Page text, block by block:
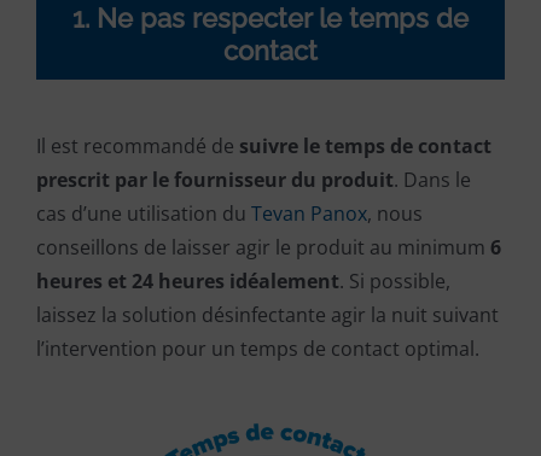
1. Ne pas respecter le temps de
contact
Il est recommandé de suivre le temps de contact
prescrit par le fournisseur du produit. Dans le
cas d’une utilisation du Tevan Panox, nous
conseillons de laisser agir le produit au minimum 6
heures et 24 heures idéalement. Si possible,
laissez la solution désinfectante agir la nuit suivant
l’intervention pour un temps de contact optimal.